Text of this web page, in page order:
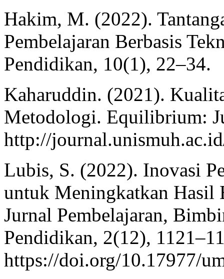
Hakim, M. (2022).
Pembelajaran Berbasis
Pendidikan, 10(1), 22–34.
Kaharuddin. (2021).
Metodologi. Equilibrium:
http://
Lubis, S. (2022). Inovasi
untuk Meningkatkan Hasil
Jurnal Pembelajaran,
Pendidikan, 2(12),
https://doi.org/10.17977/